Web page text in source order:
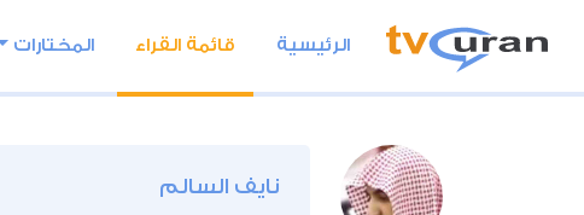
الرئيسية قائمة القراء المختارات
نايف السالم